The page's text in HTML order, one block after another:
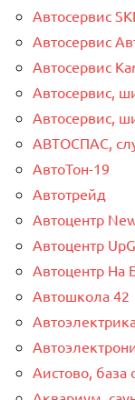
Автосервис
Автосервис
Автосервис
Автосервис,
Автосервис,
АВТОСПАС,
АвтоТон-19
Автотрейд
Автоцентр
Автоцентр
Автоцентр На
Автошкола 42
Аистово, база